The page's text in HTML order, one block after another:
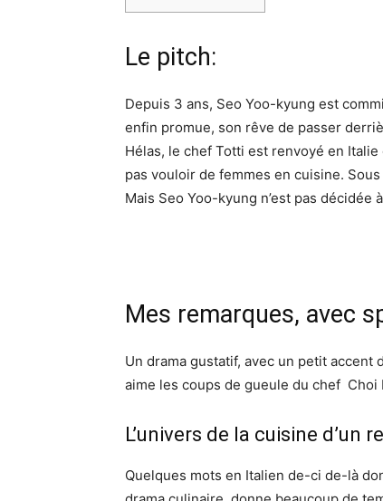
Le pitch:
Depuis 3 ans, Seo Yoo-kyung est
enfin promue, son rêve de passer
Hélas, le chef Totti est renvoyé en
pas vouloir de femmes en cuisine.
Mais Seo Yoo-kyung n’est pas décidée
Mes remarques, avec
Un drama gustatif, avec un petit accent
aime les coups de gueule du chef
L’univers de la cuisine d’un
Quelques mots en Italien de-ci de-là